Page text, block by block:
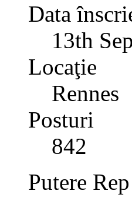
Data
13th
Locaţie
Rennes
Posturi
842
Putere Rep